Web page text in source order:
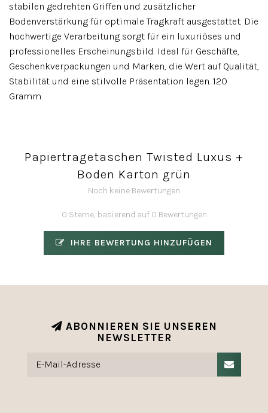
stabilen gedrehten Griffen und zusätzlicher
Bodenverstärkung für optimale Tragkraft ausgestattet. Die
hochwertige Verarbeitung sorgt für ein luxuriöses und
professionelles Erscheinungsbild. Ideal für Geschäfte,
Geschenkverpackungen und Marken, die Wert auf Qualität,
Stabilität und eine stilvolle Präsentation legen. 120
Gramm
Papiertragetaschen Twisted Luxus +
Boden Karton grün
Noch keine Bewertungen
0 Sterne, basierend auf 0 Bewertungen
IHRE BEWERTUNG HINZUFÜGEN
ABONNIEREN SIE UNSEREN
NEWSLETTER